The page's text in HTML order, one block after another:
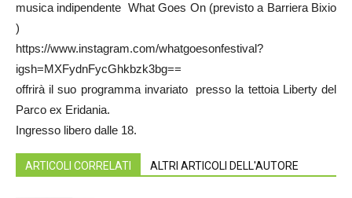
musica indipendente What Goes On (previsto a Barriera Bixio
)
https://www.instagram.com/whatgoesonfestival?
igsh=MXFydnFycGhkbzk3bg==
offrirà il suo programma invariato presso la tettoia Liberty del
Parco ex Eridania.
Ingresso libero dalle 18.
ARTICOLI CORRELATI ALTRI ARTICOLI DELL'AUTORE